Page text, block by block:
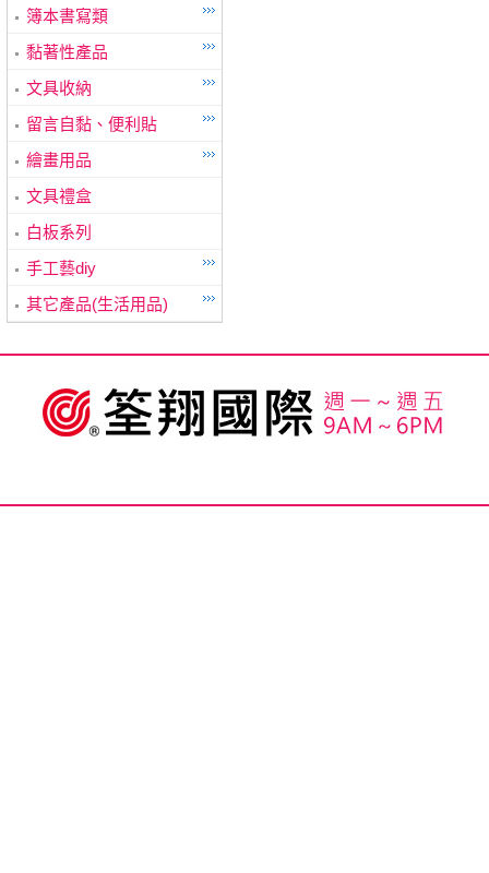
簿本書寫類
黏著性產品
文具收納
留言自黏、便利貼
繪畫用品
文具禮盒
白板系列
手工藝diy
其它產品(生活用品)